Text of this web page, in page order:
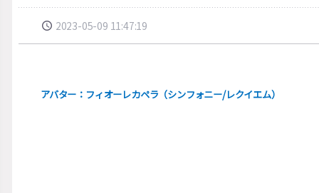
2023-05-09 11:47:19
アバター：フィオーレカペラ（シンフォニー/レクイエム）